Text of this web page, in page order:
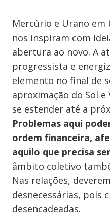
Mercúrio e Urano
nos inspiram com
abertura ao novo. A
progressista e
elemento no final de
aproximação do Sol e
se estender até a
Problemas aqui
ordem financeira,
aquilo que precisa
âmbito coletivo
Nas relações,
desnecessárias, pois
desencadeadas.